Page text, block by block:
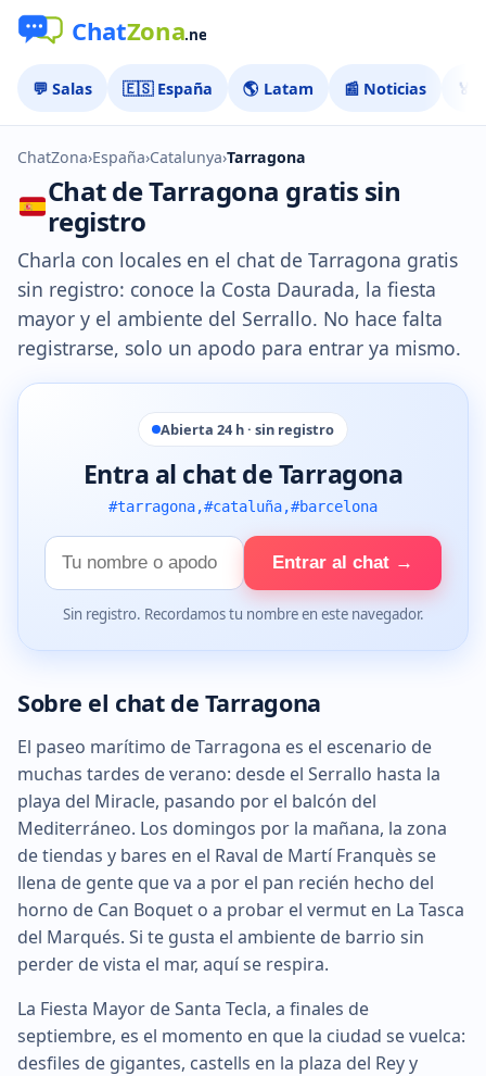
💬 Salas 🇪🇸 España 🌎 Latam 📰 Noticias 🏅
ChatZona›España›Catalunya›Tarragona
Chat de Tarragona gratis sin
registro
Charla con locales en el chat de Tarragona gratis
sin registro: conoce la Costa Daurada, la fiesta
mayor y el ambiente del Serrallo. No hace falta
registrarse, solo un apodo para entrar ya mismo.
Abierta 24 h · sin registro
Entra al chat de Tarragona
#tarragona,#cataluña,#barcelona
Tu
nombre
Entrar al chat →
Sin registro. Recordamos tu nombre en este navegador.
Sobre el chat de Tarragona
El paseo marítimo de Tarragona es el escenario de
muchas tardes de verano: desde el Serrallo hasta la
playa del Miracle, pasando por el balcón del
Mediterráneo. Los domingos por la mañana, la zona
de tiendas y bares en el Raval de Martí Franquès se
llena de gente que va a por el pan recién hecho del
horno de Can Boquet o a probar el vermut en La Tasca
del Marqués. Si te gusta el ambiente de barrio sin
perder de vista el mar, aquí se respira.
La Fiesta Mayor de Santa Tecla, a finales de
septiembre, es el momento en que la ciudad se vuelca:
desfiles de gigantes, castells en la plaza del Rey y